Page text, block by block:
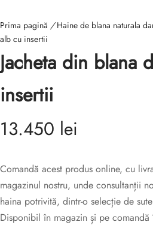
Prima pagină / Haine de blana naturala
alb cu insertii
Jacheta din blana
insertii
13.450 lei
Comandă acest produs online, cu
magazinul nostru, unde consultanții
haina potrivită, dintr-o selecție de
Disponibil în magazin și pe